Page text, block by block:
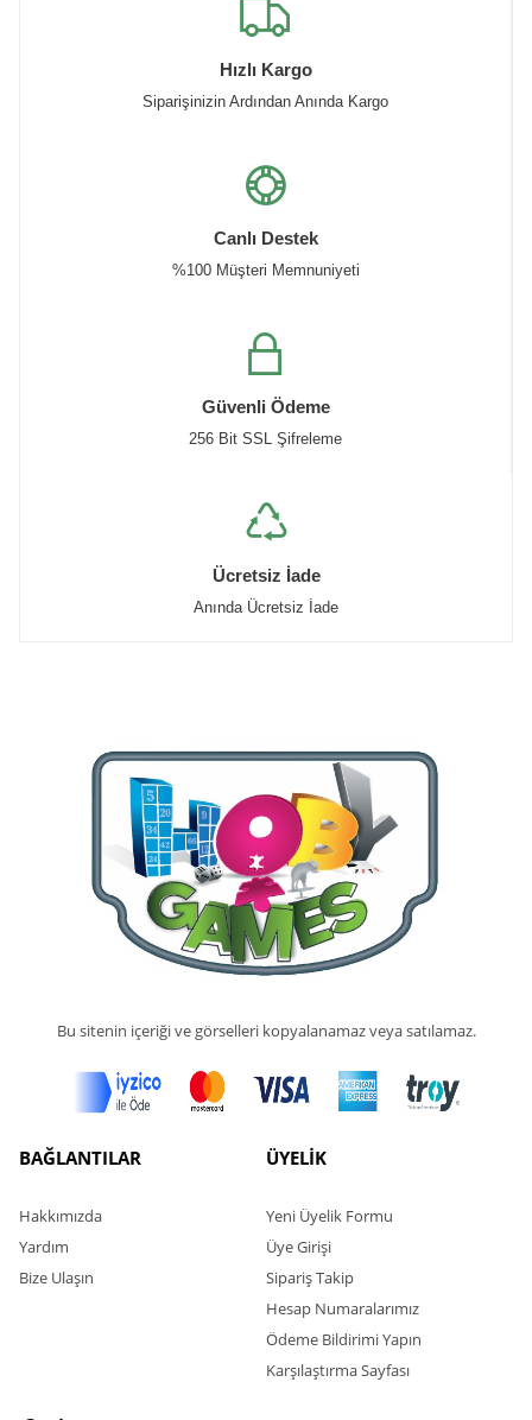
Hızlı Kargo
Siparişinizin Ardından Anında Kargo
Canlı Destek
%100 Müşteri Memnuniyeti
Güvenli Ödeme
256 Bit SSL Şifreleme
Ücretsiz İade
Anında Ücretsiz İade
Bu sitenin içeriği ve görselleri kopyalanamaz veya satılamaz.
BAĞLANTILAR
Hakkımızda
Yardım
Bize Ulaşın
ÜYELİK
Yeni Üyelik Formu
Üye Girişi
Sipariş Takip
Hesap Numaralarımız
Ödeme Bildirimi Yapın
Karşılaştırma Sayfası